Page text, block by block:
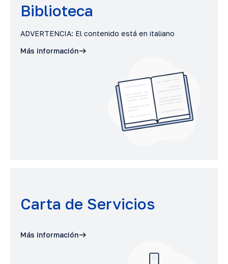
Biblioteca
ADVERTENCIA: El contenido está en italiano
Más información
Carta de Servicios
Más información